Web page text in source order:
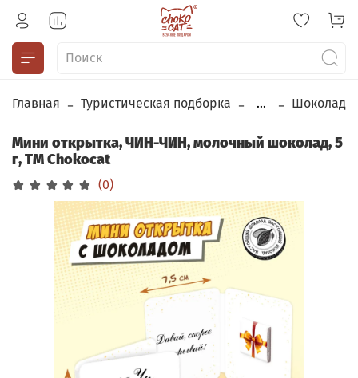
Главная Туристическая подборка ... Шоколад
Мини открытка, ЧИН-ЧИН, молочный шоколад, 5
г, TM Chokocat
(0)